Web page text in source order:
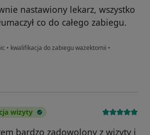
nastawiony lekarz, wszystko
co do całego zabiegu.
• kwalifikacja do zabiegu wazektomii •
wizyty
bardzo zadowolony z wizyty i